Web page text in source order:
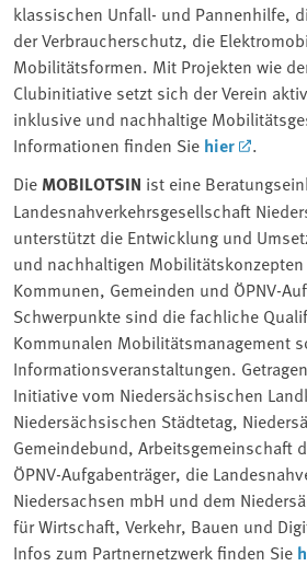
klassischen Unfall- und Pannenhilfe,
der Verbraucherschutz, die
Mobilitätsformen. Mit Projekten wie
Clubinitiative setzt sich der Verein
inklusive und nachhaltige
Informationen finden Sie hier
.
Die MOBILOTSIN ist eine
Landesnahverkehrsgesellschaft
unterstützt die Entwicklung und
und nachhaltigen
Kommunen, Gemeinden und ÖPNV-
Schwerpunkte sind die fachliche
Kommunalen Mobilitätsmanagement
Informationsveranstaltungen.
Initiative vom Niedersächsischen
Niedersächsischen Städtetag,
Gemeindebund, Arbeitsgemeinschaft
ÖPNV-Aufgabenträger, die
Niedersachsen mbH und dem
für Wirtschaft, Verkehr, Bauen und
Infos zum Partnernetzwerk finden Sie